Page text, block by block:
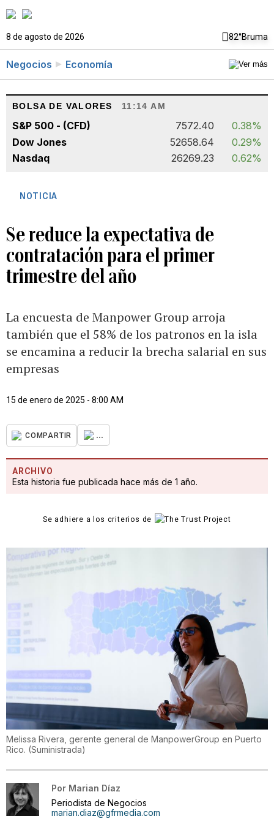
8 de agosto de 2026 82°Bruma
Negocios Economía
BOLSA DE VALORES 11:14 AM
S&P 500 - (CFD) 7572.40
0.38%
Dow Jones
52658.64
0.29%
Nasdaq
26269.23 0.62%
NOTICIA
Se reduce la expectativa de
contratación para el primer
trimestre del año
La encuesta de Manpower Group arroja
también que el 58% de los patronos en la isla
se encamina a reducir la brecha salarial en sus
empresas
15 de enero de 2025 - 8:00 AM
COMPARTIR ...
ARCHIVO
Esta historia fue publicada hace más de 1 año.
Se adhiere a los criterios de
Melissa Rivera, gerente general de ManpowerGroup en Puerto
Rico. (Suministrada)
Por Marian Díaz
Periodista de Negocios
marian.diaz@gfrmedia.com